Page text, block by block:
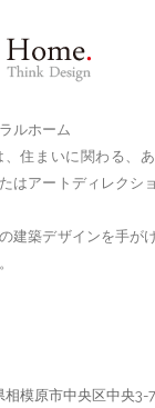
ルホーム
、住まいに関わる、
はアートディレクシ
建築デザインを手が
相模原市中央区中央3-